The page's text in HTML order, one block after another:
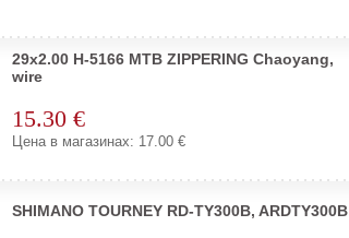
29x2.00 H-5166 MTB ZIPPERING Chaoyang,
wire
15.30 €
Цена в магазинах: 17.00 €
SHIMANO TOURNEY RD-TY300B, ARDTY300B